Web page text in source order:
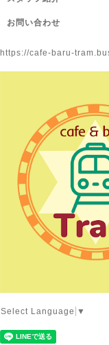
お問い合わせ
https://cafe-baru-
Select Language ▼